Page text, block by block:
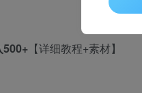
500+ 【详细教程+素材】